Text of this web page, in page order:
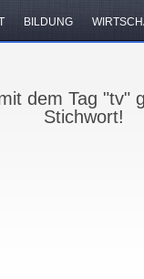
BILDUNG
dem Tag "tv"
Stichwort!